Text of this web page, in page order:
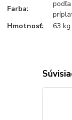
Farba:
Hmotnosť:
63 kg